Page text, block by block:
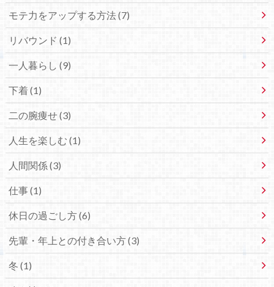
モテ力をアップする方法 (7)
リバウンド (1)
一人暮らし (9)
下着 (1)
二の腕痩せ (3)
人生を楽しむ (1)
人間関係 (3)
仕事 (1)
休日の過ごし方 (6)
先輩・年上との付き合い方 (3)
冬 (1)